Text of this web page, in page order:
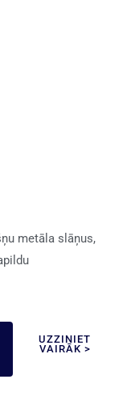
metāla slāņus,
UZZINIET
VAIRĀK >